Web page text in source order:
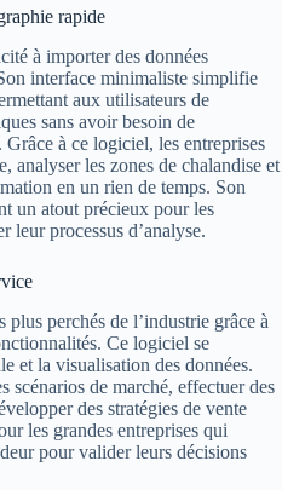
rapide
à importer des données
interface minimaliste simplifie
aux utilisateurs de
sans avoir besoin de
Grâce à ce logiciel, les entreprises
analyser les zones de chalandise et
en un rien de temps. Son
un atout précieux pour les
leur processus d’analyse.
perchés de l’industrie grâce à
Ce logiciel se
et la visualisation des données.
scénarios de marché, effectuer des
des stratégies de vente
les grandes entreprises qui
pour valider leurs décisions